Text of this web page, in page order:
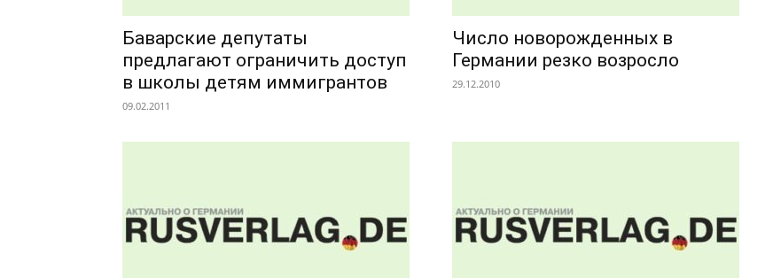
Баварские депутаты
предлагают ограничить доступ
в школы детям иммигрантов
09.02.2011
Число новорожденных в
Германии резко возросло
29.12.2010